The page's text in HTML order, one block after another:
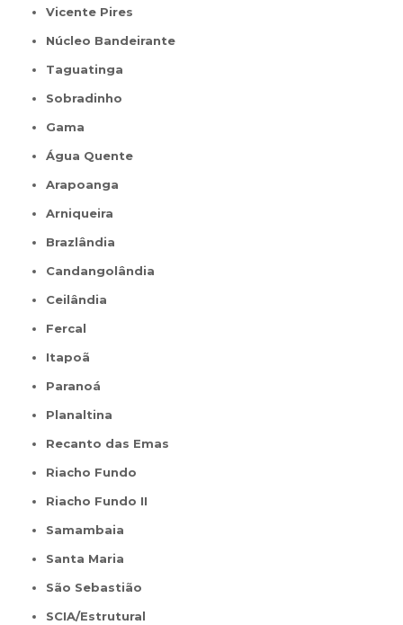
Vicente Pires
Núcleo Bandeirante
Taguatinga
Sobradinho
Gama
Água Quente
Arapoanga
Arniqueira
Brazlândia
Candangolândia
Ceilândia
Fercal
Itapoã
Paranoá
Planaltina
Recanto das Emas
Riacho Fundo
Riacho Fundo II
Samambaia
Santa Maria
São Sebastião
SCIA/Estrutural